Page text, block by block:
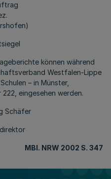
können während
Westfalen-Lippe
– in Münster,
eingesehen werden.
Schäfer
MBl. NRW 2002 S. 347